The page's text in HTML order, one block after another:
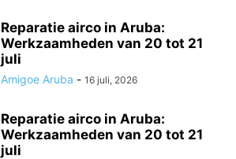
Reparatie airco in Aruba:
Werkzaamheden van 20 tot 21
juli
Amigoe Aruba - 16 juli, 2026
Reparatie airco in Aruba:
Werkzaamheden van 20 tot 21
juli